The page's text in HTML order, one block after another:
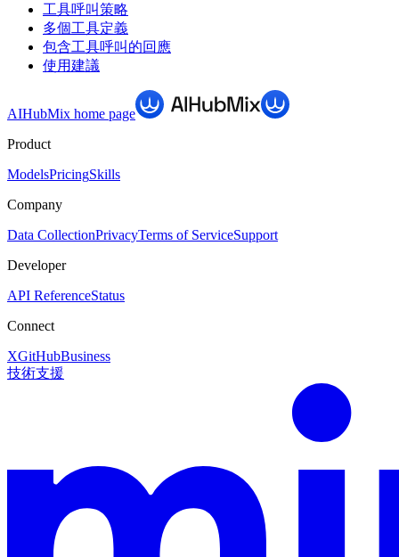
工具呼叫策略
多個工具定義
包含工具呼叫的回應
使用建議
AIHubMix home page
Product
ModelsPricingSkills
Company
Data CollectionPrivacyTerms of ServiceSupport
Developer
API ReferenceStatus
Connect
XGitHubBusiness
技術支援